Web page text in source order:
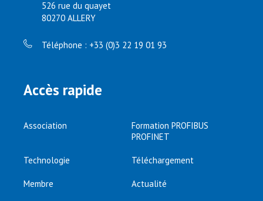
526 rue du quayet
80270 ALLERY
Téléphone : +33 (0)3 22 19 01 93
Accès rapide
Association
Formation PROFIBUS
PROFINET
Technologie Téléchargement
Membre Actualité